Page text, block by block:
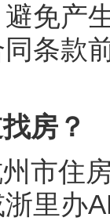
免产
条款
房？
市住
里办